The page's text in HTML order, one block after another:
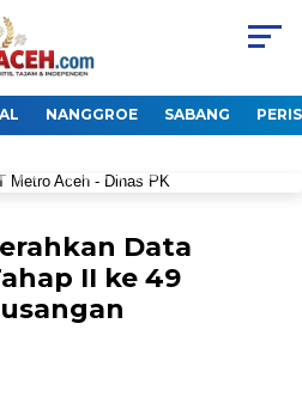
NANGGROE SABANG
Data
II ke 49